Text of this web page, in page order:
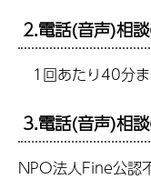
2.電話(音声)相
1回あたり40分
3.電話(音声)相
NPO法人Fine公認